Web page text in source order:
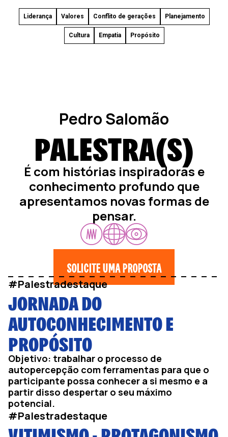
Liderança Valores Conflito de gerações Planejamento
Cultura Empatia Propósito
Pedro Salomão
PALESTRA(S)
É com histórias inspiradoras e
conhecimento profundo que
apresentamos novas formas de
pensar.
SOLICITE UMA PROPOSTA
#Palestradestaque
JORNADA DO
AUTOCONHECIMENTO E
PROPÓSITO
Objetivo: trabalhar o processo de
autopercepção com ferramentas para que o
participante possa conhecer a si mesmo e a
partir disso despertar o seu máximo
potencial.
#Palestradestaque